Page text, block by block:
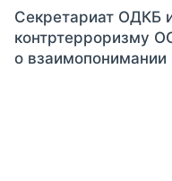
Секретариат ОДКБ
контртерроризму
о взаимопонимании